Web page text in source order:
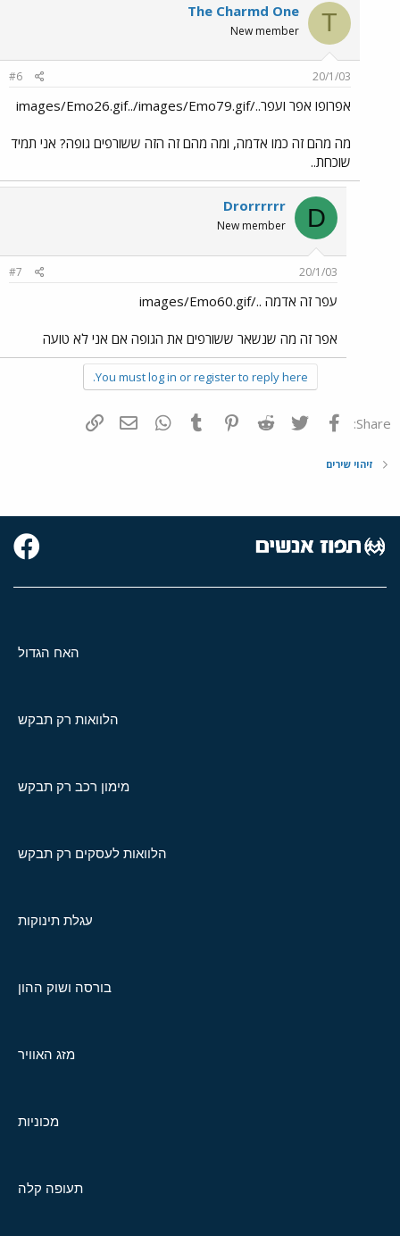
T
The Charmd One
New member
20/1/03
#6
אפרופו אפר ועפר../images/Emo26.gif../images/Emo79.gif
מה מהם זה כמו אדמה, ומה מהם זה הזה ששורפים גופה? אני תמיד
שוכחת..
D
Drorrrrrr
New member
20/1/03
#7
עפר זה אדמה ../images/Emo60.gif
אפר זה מה שנשאר ששורפים את הגופה אם אני לא טועה
You must log in or register to reply here.
Share: פייסבוק Twitter
Reddit
Pinterest
Tumblr
WhatsAppדואר אלקטרוני
זיהוי שירים
האח הגדול
הלוואות רק תבקש
מימון רכב רק תבקש
הלוואות לעסקים רק תבקש
עגלת תינוקות
בורסה ושוק ההון
מזג האוויר
מכוניות
תעופה קלה